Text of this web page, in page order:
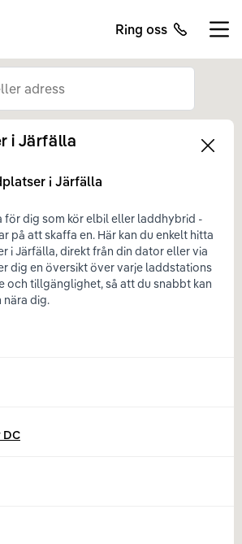
Ring oss
Left
i Järfälla
i Järfälla
för dig som kör elbil eller laddhybrid -
på att skaffa en. Här kan du enkelt hitta
i Järfälla, direkt från din dator eller via
dig en översikt över varje laddstations
och tillgänglighet, så att du snabbt kan
dig.
DC